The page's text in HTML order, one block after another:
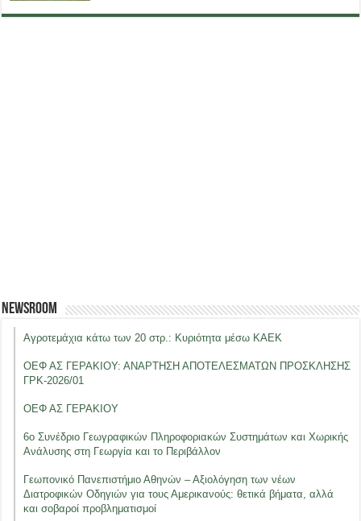
Newsroom
Αγροτεμάχια κάτω των 20 στρ.: Κυριότητα μέσω ΚΑΕΚ
ΟΕΦ ΑΣ ΓΕΡΑΚΙΟΥ: ΑΝΑΡΤΗΣΗ ΑΠΟΤΕΛΕΣΜΑΤΩΝ ΠΡΟΣΚΛΗΣΗΣ
ΓΡΚ-2026/01
ΟΕΦ ΑΣ ΓΕΡΑΚΙΟΥ
6ο Συνέδριο Γεωγραφικών Πληροφοριακών Συστημάτων και Χωρικής
Ανάλυσης στη Γεωργία και το Περιβάλλον
Γεωπονικό Πανεπιστήμιο Αθηνών – Αξιολόγηση των νέων
Διατροφικών Οδηγιών για τους Αμερικανούς: θετικά βήματα, αλλά
και σοβαροί προβληματισμοί